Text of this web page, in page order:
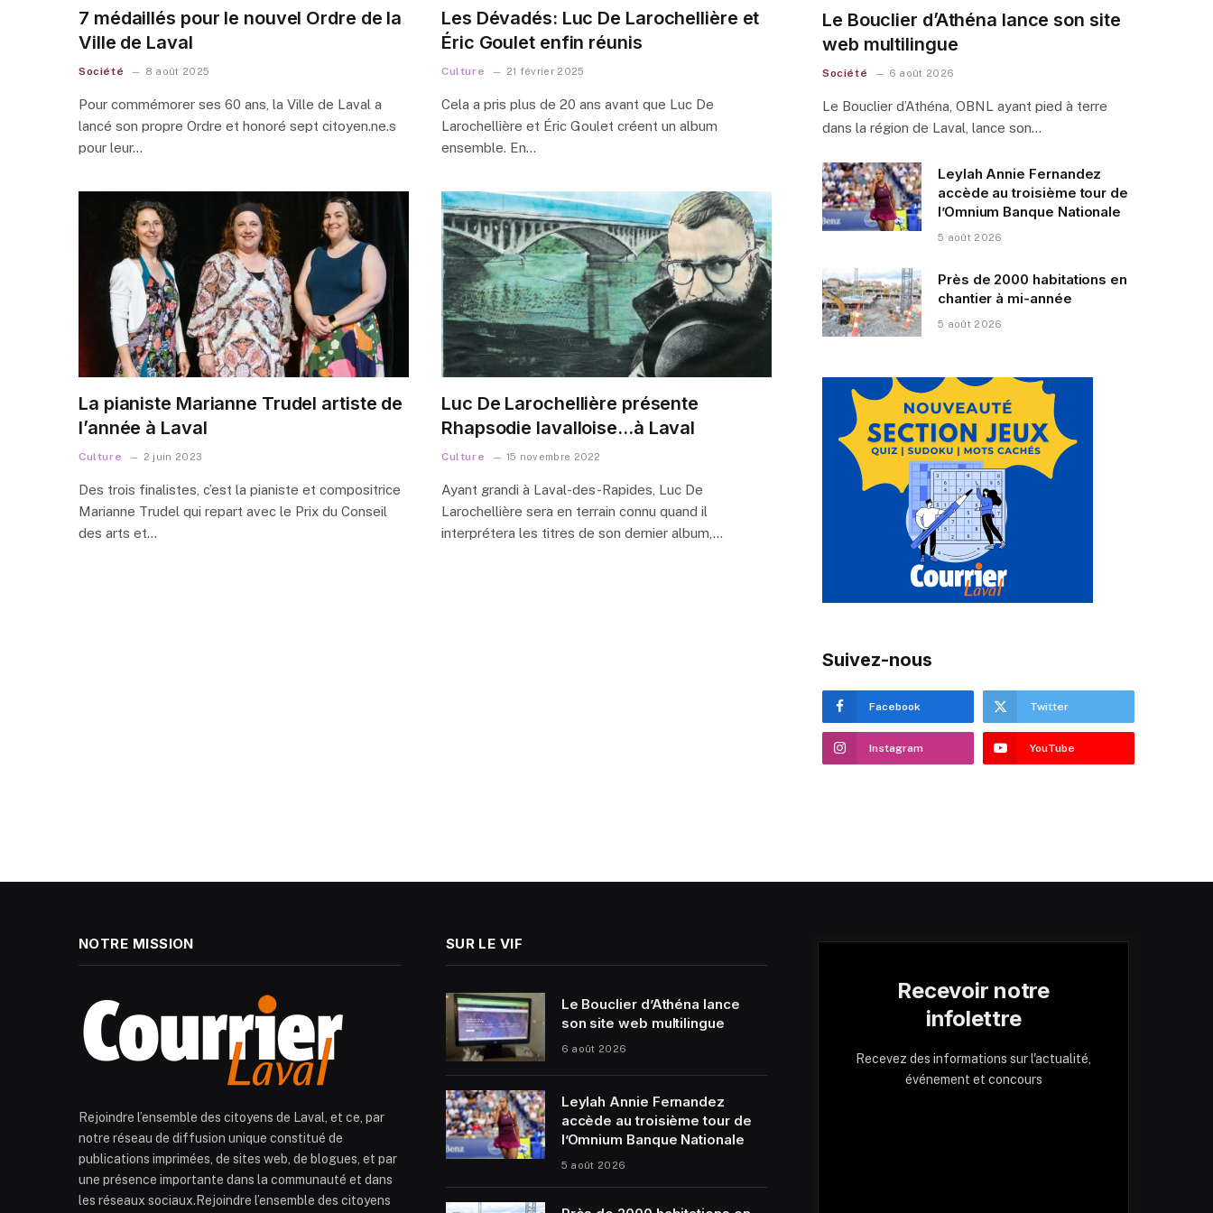
7 médaillés pour le nouvel Ordre de la
Ville de Laval
Société 8 août 2025
Pour commémorer ses 60 ans, la Ville de Laval a
lancé son propre Ordre et honoré sept citoyen.ne.s
pour leur…
Les Dévadés: Luc De Larochellière et
Éric Goulet enfin réunis
Culture 21 février 2025
Cela a pris plus de 20 ans avant que Luc De
Larochellière et Éric Goulet créent un album
ensemble. En…
La pianiste Marianne Trudel artiste de
l’année à Laval
Culture 2 juin 2023
Des trois finalistes, c’est la pianiste et compositrice
Marianne Trudel qui repart avec le Prix du Conseil
des arts et…
Luc De Larochellière présente
Rhapsodie lavalloise…à Laval
Culture 15 novembre 2022
Ayant grandi à Laval-des-Rapides, Luc De
Larochellière sera en terrain connu quand il
interprétera les titres de son dernier album,…
Le Bouclier d’Athéna lance son site
web multilingue
Société 6 août 2026
Le Bouclier d’Athéna, OBNL ayant pied à terre
dans la région de Laval, lance son…
Leylah Annie Fernandez
accède au troisième tour de
l’Omnium Banque Nationale
5 août 2026
Près de 2000 habitations en
chantier à mi-année
5 août 2026
Suivez-nous
Facebook Twitter
Instagram YouTube
NOTRE MISSION
Rejoindre l’ensemble des citoyens de Laval, et ce, par
notre réseau de diffusion unique constitué de
publications imprimées, de sites web, de blogues, et par
une présence importante dans la communauté et dans
les réseaux sociaux.Rejoindre l’ensemble des citoyens
SUR LE VIF
Le Bouclier d’Athéna lance
son site web multilingue
6 août 2026
Leylah Annie Fernandez
accède au troisième tour de
l’Omnium Banque Nationale
5 août 2026
Recevoir notre
infolettre
Recevez des informations sur l'actualité,
événement et concours